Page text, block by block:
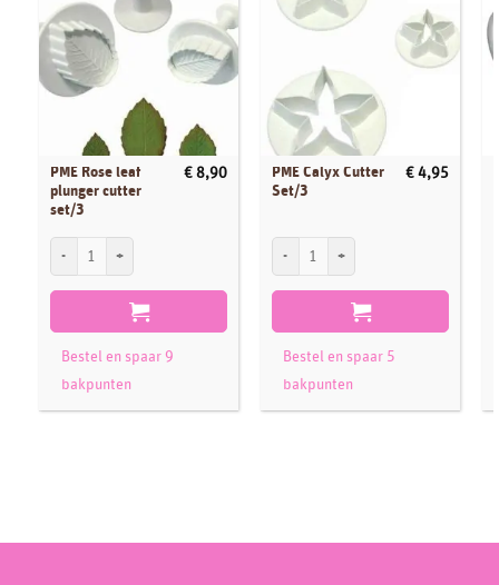
PME Rose leaf
plunger cutter
set/3
€ 8,90
Bestel en spaar 9
bakpunten
PME Calyx Cutter
Set/3
€ 4,95
Bestel en spaar 5
bakpunten